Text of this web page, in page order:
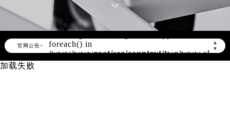
官网公告>
▲
▼
foreach() in
/www/wwwroot/seo/countryt/two/
content/themes/parmigiani/header.php
加载失败